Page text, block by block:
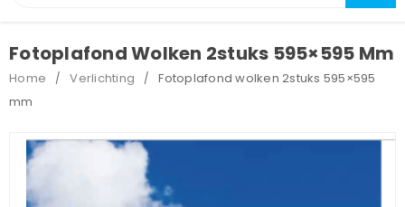
Fotoplafond Wolken 2stuks 595×595 Mm
Home / Verlichting /
Fotoplafond wolken 2stuks 595×595
mm